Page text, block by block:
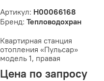
Артикул: Н00066168
Бренд: Тепловодохран
Квартирная станция
отопления «Пульсар»
модель 1, правая
Цена по запросу